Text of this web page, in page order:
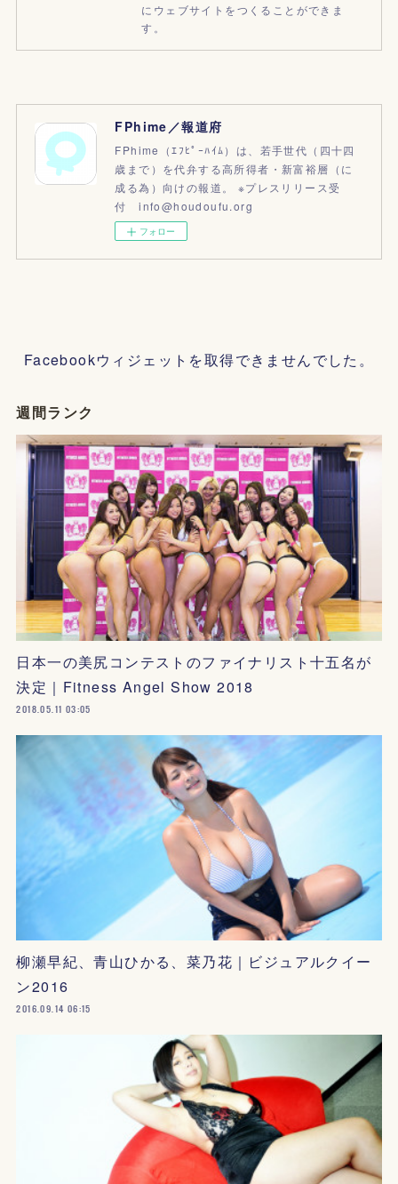
にウェブサイトをつくることができま
す。
FPhime／報道府
FPhime（ｴﾌﾋﾟｰﾊｲﾑ）は、若手世代（四十四
歳まで）を代弁する高所得者・新富裕層（に
成る為）向けの報道。 ※プレスリリース受
付 info@houdoufu.org
フォロー
Facebookウィジェットを取得できませんでした。
週間ランク
日本一の美尻コンテストのファイナリスト十五名が
決定｜Fitness Angel Show 2018
2018.05.11 03:05
柳瀬早紀、青山ひかる、菜乃花｜ビジュアルクイー
ン2016
2016.09.14 06:15